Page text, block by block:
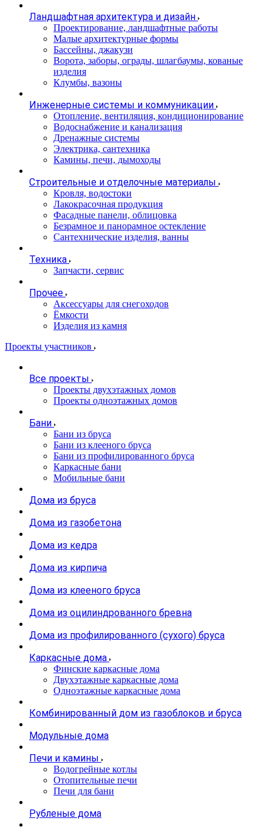
Ландшафтная архитектура и дизайн
Проектирование, ландшафтные работы
Малые архитектурные формы
Бассейны, джакузи
Ворота, заборы, ограды, шлагбаумы, кованые
изделия
Клумбы, вазоны
Инженерные системы и коммуникации
Отопление, вентиляция, кондиционирование
Водоснабжение и канализация
Дренажные системы
Электрика, сантехника
Камины, печи, дымоходы
Строительные и отделочные материалы
Кровля, водостоки
Лакокрасочная продукция
Фасадные панели, облицовка
Безрамное и панорамное остекление
Сантехнические изделия, ванны
Техника
Запчасти, сервис
Прочее
Аксессуары для снегоходов
Ёмкости
Изделия из камня
Проекты участников
Все проекты
Проекты двухэтажных домов
Проекты одноэтажных домов
Бани
Бани из бруса
Бани из клееного бруса
Бани из профилированного бруса
Каркасные бани
Мобильные бани
Дома из бруса
Дома из газобетона
Дома из кедра
Дома из кирпича
Дома из клееного бруса
Дома из оцилиндрованного бревна
Дома из профилированного (сухого) бруса
Каркасные дома
Финские каркасные дома
Двухэтажные каркасные дома
Одноэтажные каркасные дома
Комбинированный дом из газоблоков и бруса
Модульные дома
Печи и камины
Водогрейные котлы
Отопительные печи
Печи для бани
Рубленые дома